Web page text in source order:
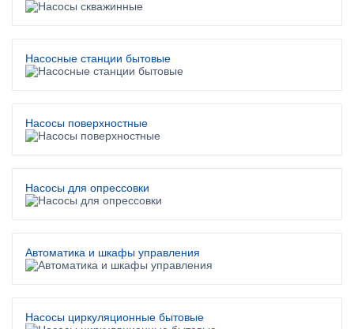
Насосные станции бытовые
Насосы поверхностные
Насосы для опрессовки
Автоматика и шкафы управления
Насосы циркуляционные бытовые